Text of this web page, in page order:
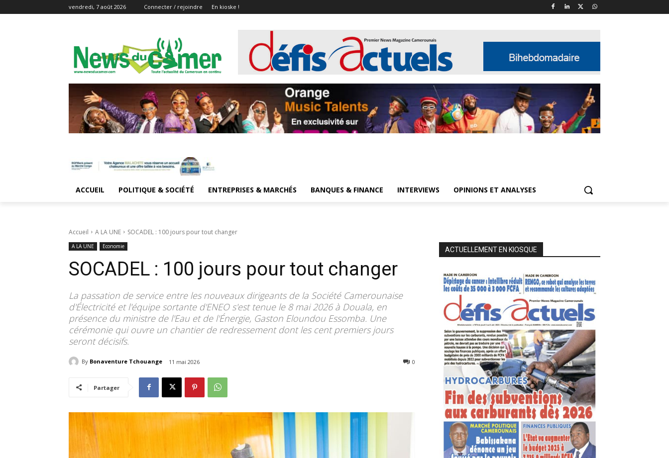
vendredi, 7 août 2026 Connecter / rejoindre En kioske !
ACCUEIL POLITIQUE & SOCIÉTÉ ENTREPRISES & MARCHÉS BANQUES & FINANCE INTERVIEWS OPINIONS ET ANALYSES
Accueil A LA UNE SOCADEL : 100 jours pour tout changer
A LA UNE Economie
SOCADEL : 100 jours pour tout changer
La passation de service entre les nouveaux dirigeants de la Société Camerounaise
d'Électricité et l'équipe sortante d'ENEO s'est tenue le 8 mai 2026 à Douala, en
présence du ministre de l'Eau et de l'Énergie, Gaston Eloundou Essomba. Une
cérémonie qui ouvre un chantier de redressement dont les cent premiers jours
seront décisifs.
By Bonaventure Tchouange 11 mai 2026 0
Partager
ACTUELLEMENT EN KIOSQUE